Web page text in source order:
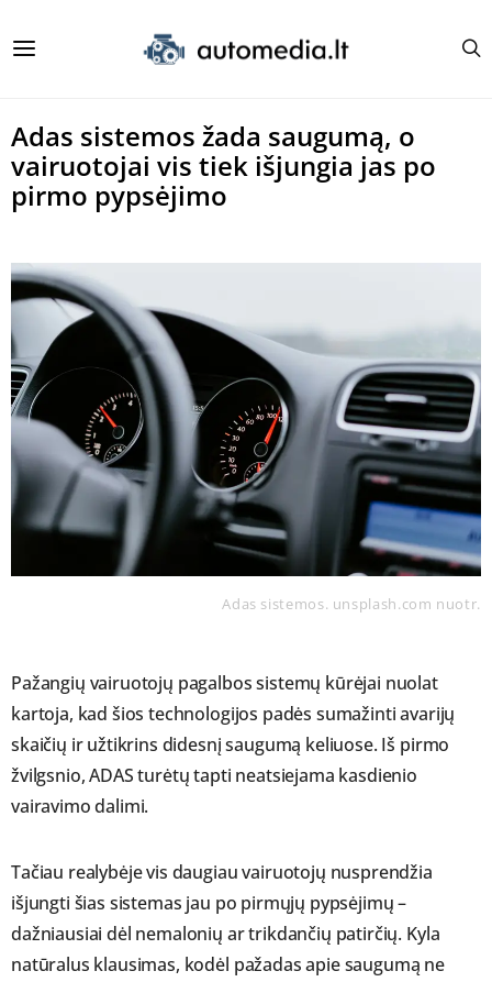
Adas sistemos žada saugumą, o
vairuotojai vis tiek išjungia jas po
pirmo pypsėjimo
Adas sistemos. unsplash.com nuotr.
Pažangių vairuotojų pagalbos sistemų kūrėjai nuolat
kartoja, kad šios technologijos padės sumažinti avarijų
skaičių ir užtikrins didesnį saugumą keliuose. Iš pirmo
žvilgsnio, ADAS turėtų tapti neatsiejama kasdienio
vairavimo dalimi.
Tačiau realybėje vis daugiau vairuotojų nusprendžia
išjungti šias sistemas jau po pirmųjų pypsėjimų –
dažniausiai dėl nemalonių ar trikdančių patirčių. Kyla
natūralus klausimas, kodėl pažadas apie saugumą ne